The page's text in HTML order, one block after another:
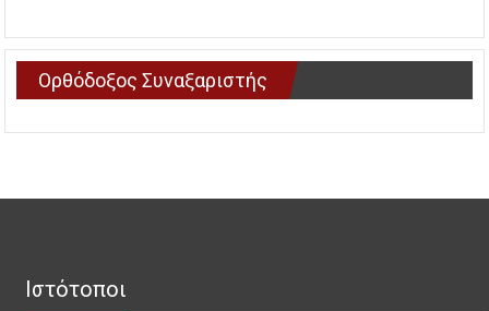
Ορθόδοξος Συναξαριστής
Ιστότοποι